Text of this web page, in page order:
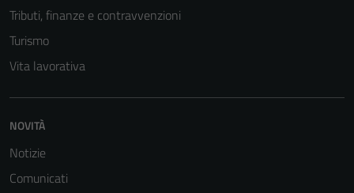
Tributi, finanze e contravvenzioni
Turismo
Vita lavorativa
NOVITÀ
Notizie
Comunicati